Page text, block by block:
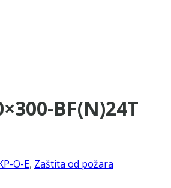
BF(N)24T
O-E, Zaštita od požara